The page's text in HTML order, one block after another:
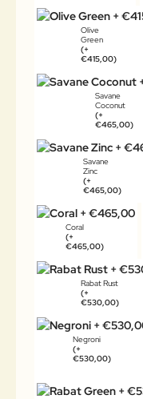
Olive
Green
(+
€415,00)
Savane
Coconut
(+
€465,00)
Savane
Zinc
(+
€465,00)
Coral
(+
€465,00)
Rabat Rust
(+
€530,00)
Negroni
(+
€530,00)